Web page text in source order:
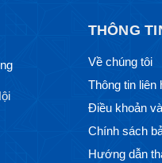
THÔNG
Về chúng tôi
Thông tin liên
Điều khoản
Chính sách
Hướng dẫn